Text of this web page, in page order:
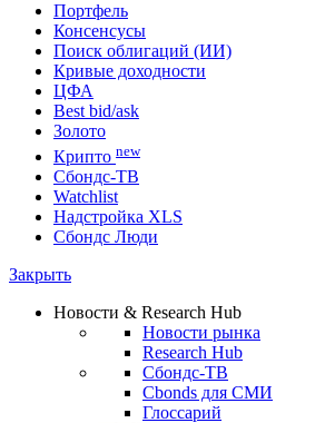
Портфель
Консенсусы
Поиск облигаций (ИИ)
Кривые доходности
ЦФА
Best bid/ask
Золото
Крипто new
Сбондс-ТВ
Watchlist
Надстройка XLS
Сбондс Люди
Закрыть
Новости & Research Hub
Новости рынка
Research Hub
Сбондс-ТВ
Cbonds для СМИ
Глоссарий